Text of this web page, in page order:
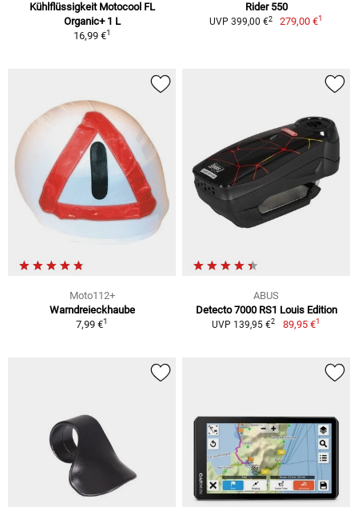
Kühlflüssigkeit Motocool FL
Organic+ 1 L
16,99 €1
Rider 550
UVP 399,00 €2 279,00 €1
Moto112+
Warndreieckhaube
7,99 €1
ABUS
Detecto 7000 RS1 Louis Edition
UVP 139,95 €2 89,95 €1